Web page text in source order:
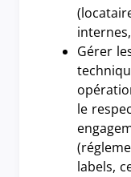
internes,
Gérer
le
labels,